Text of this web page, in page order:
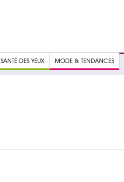
SANTÉ DES YEUX MODE & TENDANCES